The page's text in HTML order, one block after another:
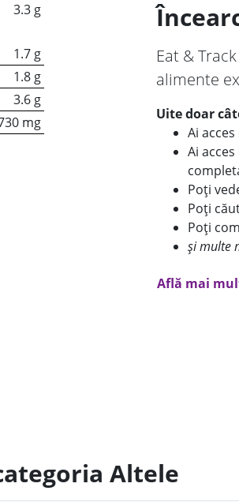
3.3 g
1.7 g
1.8 g
3.6 g
mg
Eat &
alimente
Uite doar
Ai
Ai
Poți
Poți
Poți
și multe
Află mai
Altele